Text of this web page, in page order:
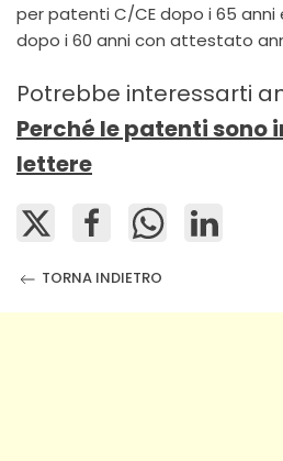
per patenti C/CE dopo i 65 anni
dopo i 60 anni con attestato
Potrebbe interessarti
Perché le patenti sono
lettere
TORNA INDIETRO